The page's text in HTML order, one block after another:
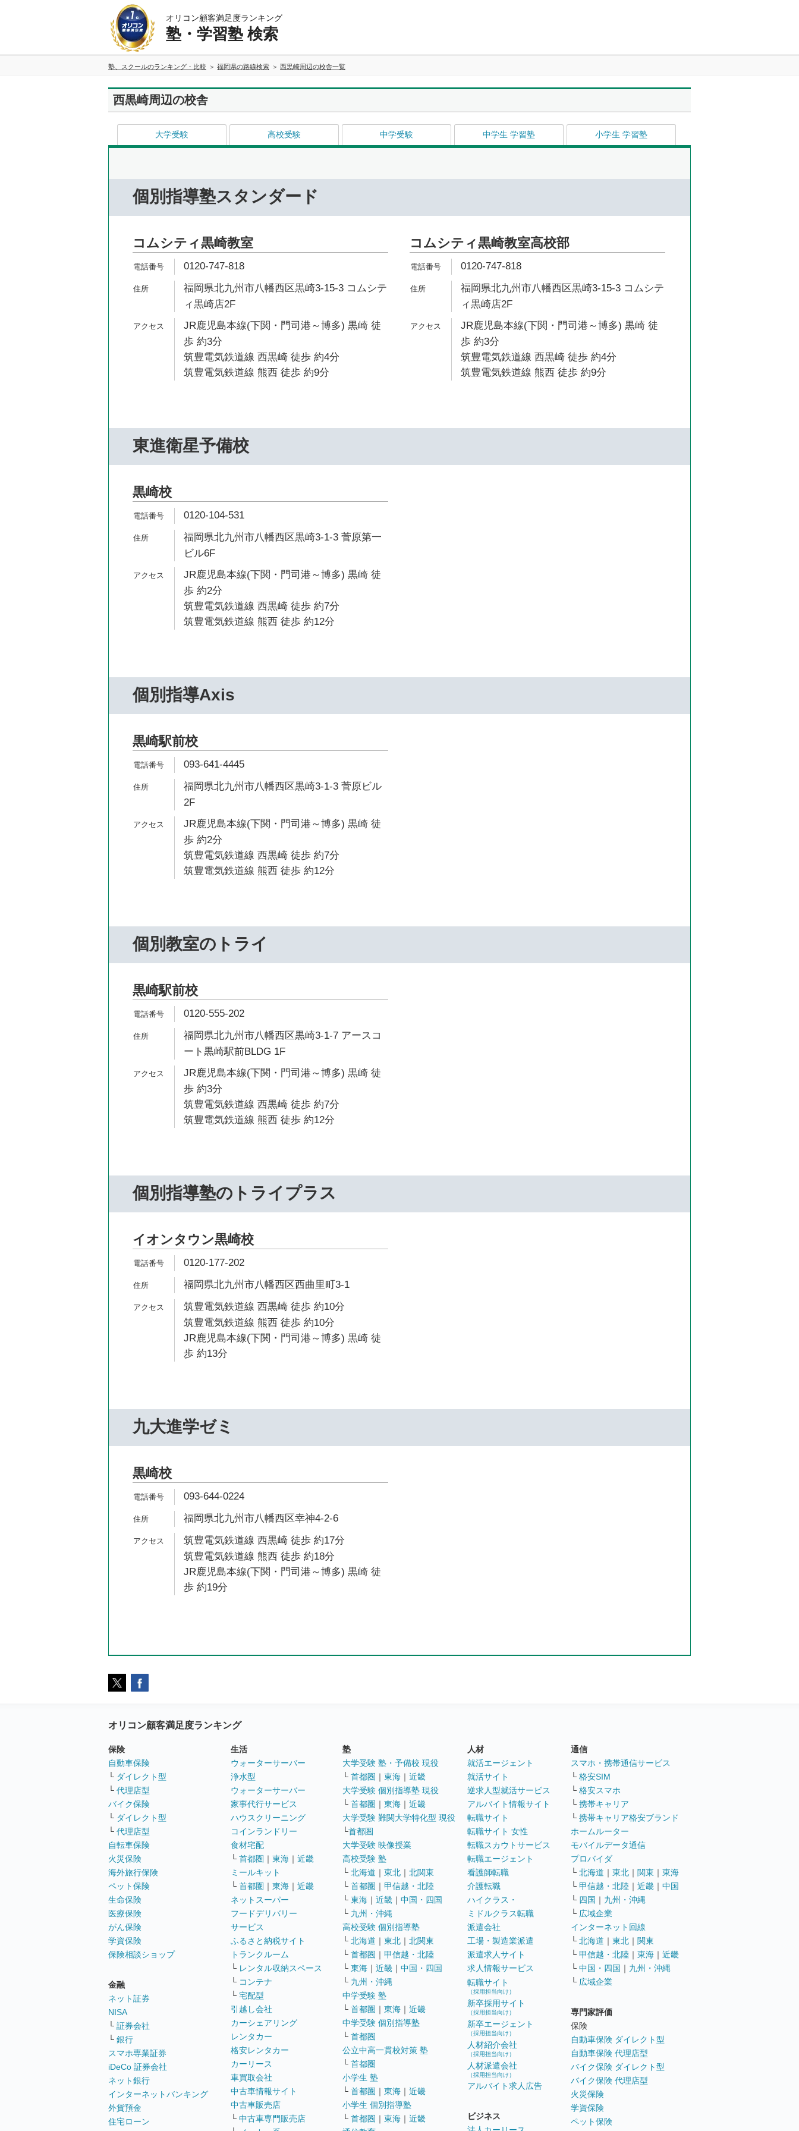
オリコン顧客満足度ランキング
塾・学習塾 検索
塾、スクールのランキング・比較 福岡県の路線検索 西黒崎周辺の校舎一覧
西黒崎周辺の校舎
大学受験 高校受験 中学受験 中学生 学習塾 小学生 学習塾
個別指導塾スタンダード
コムシティ黒崎教室
0120-747-818
福岡県北九州市八幡西区黒崎3-15-3 コムシテ
ィ黒崎店2F
JR鹿児島本線(下関・門司港～博多) 黒崎 徒
歩 約3分
筑豊電気鉄道線 西黒崎 徒歩 約4分
筑豊電気鉄道線 熊西 徒歩 約9分
コムシティ黒崎教室高校部
0120-747-818
福岡県北九州市八幡西区黒崎3-15-3 コムシテ
ィ黒崎店2F
JR鹿児島本線(下関・門司港～博多) 黒崎 徒
歩 約3分
筑豊電気鉄道線 西黒崎 徒歩 約4分
筑豊電気鉄道線 熊西 徒歩 約9分
東進衛星予備校
黒崎校
0120-104-531
福岡県北九州市八幡西区黒崎3-1-3 菅原第一
ビル6F
JR鹿児島本線(下関・門司港～博多) 黒崎 徒
歩 約2分
筑豊電気鉄道線 西黒崎 徒歩 約7分
筑豊電気鉄道線 熊西 徒歩 約12分
個別指導Axis
黒崎駅前校
093-641-4445
福岡県北九州市八幡西区黒崎3-1-3 菅原ビル
2F
JR鹿児島本線(下関・門司港～博多) 黒崎 徒
歩 約2分
筑豊電気鉄道線 西黒崎 徒歩 約7分
筑豊電気鉄道線 熊西 徒歩 約12分
個別教室のトライ
黒崎駅前校
0120-555-202
福岡県北九州市八幡西区黒崎3-1-7 アースコ
ート黒崎駅前BLDG 1F
JR鹿児島本線(下関・門司港～博多) 黒崎 徒
歩 約3分
筑豊電気鉄道線 西黒崎 徒歩 約7分
筑豊電気鉄道線 熊西 徒歩 約12分
個別指導塾のトライプラス
イオンタウン黒崎校
0120-177-202
福岡県北九州市八幡西区西曲里町3-1
筑豊電気鉄道線 西黒崎 徒歩 約10分
筑豊電気鉄道線 熊西 徒歩 約10分
JR鹿児島本線(下関・門司港～博多) 黒崎 徒
歩 約13分
九大進学ゼミ
黒崎校
093-644-0224
福岡県北九州市八幡西区幸神4-2-6
筑豊電気鉄道線 西黒崎 徒歩 約17分
筑豊電気鉄道線 熊西 徒歩 約18分
JR鹿児島本線(下関・門司港～博多) 黒崎 徒
歩 約19分
オリコン顧客満足度ランキング
保険
自動車保険
└ ダイレクト型
└ 代理店型
バイク保険
└ ダイレクト型
└ 代理店型
自転車保険
火災保険
海外旅行保険
ペット保険
生命保険
医療保険
がん保険
学資保険
保険相談ショップ
金融
ネット証券
NISA
└ 証券会社
└ 銀行
スマホ専業証券
iDeCo 証券会社
ネット銀行
インターネットバンキング
外貨預金
住宅ローン
生活
ウォーターサーバー
浄水型
ウォーターサーバー
家事代行サービス
ハウスクリーニング
コインランドリー
食材宅配
└ 首都圏 ｜ 東海 ｜ 近畿
ミールキット
└ 首都圏 ｜ 東海 ｜ 近畿
ネットスーパー
フードデリバリー
サービス
ふるさと納税サイト
トランクルーム
└ レンタル収納スペース
└ コンテナ
└ 宅配型
引越し会社
カーシェアリング
レンタカー
格安レンタカー
カーリース
車買取会社
中古車情報サイト
中古車販売店
└ 中古車専門販売店
塾
大学受験 塾・予備校 現役
└ 首都圏 ｜ 東海 ｜ 近畿
大学受験 個別指導塾 現役
└ 首都圏 ｜ 東海 ｜ 近畿
大学受験 難関大学特化型 現役
└首都圏
大学受験 映像授業
高校受験 塾
└ 北海道 ｜ 東北 ｜ 北関東
└ 首都圏 ｜ 甲信越・北陸
└ 東海 ｜ 近畿 ｜ 中国・四国
└ 九州・沖縄
高校受験 個別指導塾
└ 北海道 ｜ 東北 ｜ 北関東
└ 首都圏 ｜ 甲信越・北陸
└ 東海 ｜ 近畿 ｜ 中国・四国
└ 九州・沖縄
中学受験 塾
└ 首都圏 ｜ 東海 ｜ 近畿
中学受験 個別指導塾
└ 首都圏
公立中高一貫校対策 塾
└ 首都圏
小学生 塾
└ 首都圏 ｜ 東海 ｜ 近畿
小学生 個別指導塾
└ 首都圏 ｜ 東海 ｜ 近畿
人材
就活エージェント
就活サイト
逆求人型就活サービス
アルバイト情報サイト
転職サイト
転職サイト 女性
転職スカウトサービス
転職エージェント
看護師転職
介護転職
ハイクラス・
ミドルクラス転職
派遣会社
工場・製造業派遣
派遣求人サイト
求人情報サービス
転職サイト
（採用担当向け）
新卒採用サイト
（採用担当向け）
新卒エージェント
（採用担当向け）
人材紹介会社
（採用担当向け）
人材派遣会社
（採用担当向け）
アルバイト求人広告
ビジネス
通信
スマホ・携帯通信サービス
└ 格安SIM
└ 格安スマホ
└ 携帯キャリア
└ 携帯キャリア格安ブランド
ホームルーター
モバイルデータ通信
プロバイダ
└ 北海道 ｜ 東北 ｜ 関東 ｜ 東海
└ 甲信越・北陸 ｜ 近畿 ｜ 中国
└ 四国 ｜ 九州・沖縄
└ 広域企業
インターネット回線
└ 北海道 ｜ 東北 ｜ 関東
└ 甲信越・北陸 ｜ 東海 ｜ 近畿
└ 中国・四国 ｜ 九州・沖縄
└ 広域企業
専門家評価
保険
自動車保険 ダイレクト型
自動車保険 代理店型
バイク保険 ダイレクト型
バイク保険 代理店型
火災保険
学資保険
ペット保険